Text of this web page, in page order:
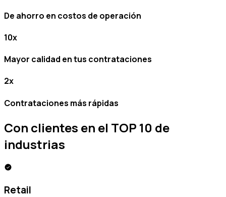
De ahorro en costos de operación
10x
Mayor calidad en tus contrataciones
2x
Contrataciones más rápidas
Con clientes en el TOP 10 de
industrias
Retail